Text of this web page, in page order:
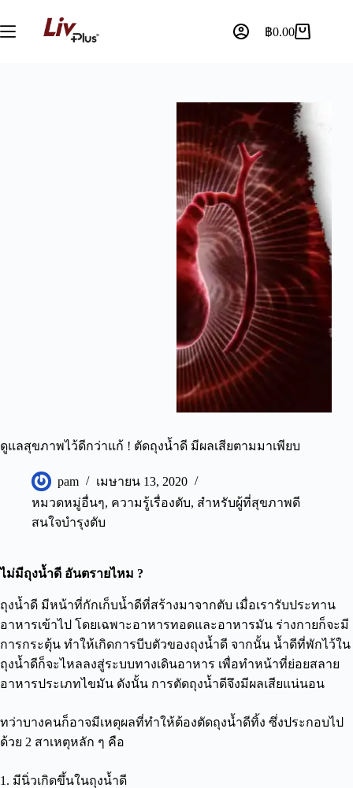
฿0.00
ดูแลสุขภาพไว้ดีกว่าแก้ ! ตัดถุงน้ำดี มีผลเสียตามมาเพียบ
pam
เมษายน 13, 2020
หมวดหมู่อื่นๆ, ความรู้เรื่องตับ, สำหรับผู้ที่สุขภาพดี
สนใจบำรุงตับ
ไม่มีถุงน้ำดี อันตรายไหม ?
ถุงน้ำดี มีหน้าที่กักเก็บน้ำดีที่สร้างมาจากตับ เมื่อเรารับประทาน
อาหารเข้าไป โดยเฉพาะอาหารทอดและอาหารมัน ร่างกายก็จะมี
การกระตุ้น ทำให้เกิดการบีบตัวของถุงน้ำดี จากนั้น น้ำดีที่พักไว้ใน
ถุงน้ำดีก็จะไหลลงสู่ระบบทางเดินอาหาร เพื่อทำหน้าที่ย่อยสลาย
อาหารประเภทไขมัน ดังนั้น การตัดถุงน้ำดีจึงมีผลเสียแน่นอน
ทว่าบางคนก็อาจมีเหตุผลที่ทำให้ต้องตัดถุงน้ำดีทิ้ง ซึ่งประกอบไป
ด้วย 2 สาเหตุหลัก ๆ คือ
1. มีนิ่วเกิดขึ้นในถุงน้ำดี